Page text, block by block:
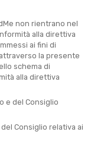
non rientrano nel
alla direttiva
ai fini di
la presente
schema di
alla direttiva
e del Consiglio
Consiglio relativa ai